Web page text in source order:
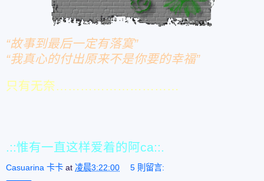
“故事到最后一定有落寞”
“我真心的付出原来不是你要的幸福”
只有无奈…………………………
.::惟有一直这样爱着的阿ca::.
Casuarina 卡卡 at 凌晨3:22:00 5 則留言: